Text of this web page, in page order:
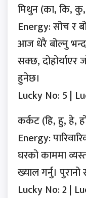
मिथुन (का, कि,
Energy: सोच र
आज धेरै बोल्नु
सक्छ, दोहोर्याएर
हुनेछ।
Lucky No: 5 |
कर्कट (हि, हु, हे,
Energy:
घरको काममा
ख्याल गर्नु।
Lucky No: 2 |